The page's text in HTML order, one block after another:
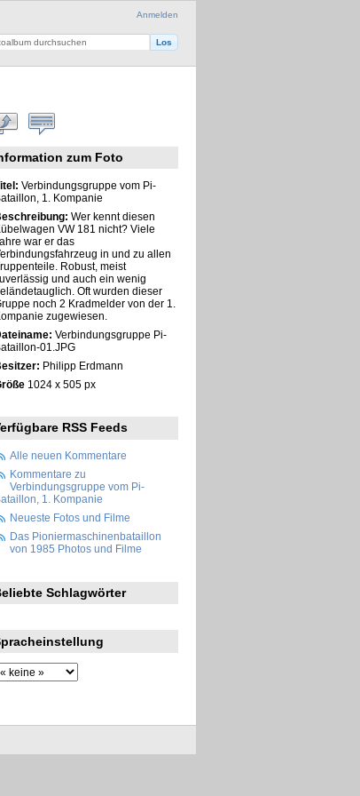
Anmelden
zum Foto
Verbindungsgruppe vom Pi-
1. Kompanie
Wer kennt diesen
VW 181 nicht? Viele
war er das
in und zu allen
Robust, meist
und auch ein wenig
Oft wurden dieser
noch 2 Kradmelder von der 1.
zugewiesen.
Verbindungsgruppe Pi-
01.JPG
Philipp Erdmann
1024 x 505 px
RSS Feeds
Alle neuen Kommentare
Kommentare zu
Verbindungsgruppe vom Pi-
1. Kompanie
Neueste Fotos und Filme
Das Pioniermaschinenbataillon
von 1985 Photos und Filme
Schlagwörter